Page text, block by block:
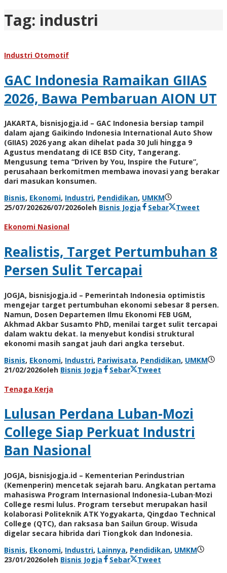
Tag: industri
Industri Otomotif
GAC Indonesia Ramaikan GIIAS
2026, Bawa Pembaruan AION UT
JAKARTA, bisnisjogja.id – GAC Indonesia bersiap tampil
dalam ajang Gaikindo Indonesia International Auto Show
(GIIAS) 2026 yang akan dihelat pada 30 Juli hingga 9
Agustus mendatang di ICE BSD City, Tangerang.
Mengusung tema “Driven by You, Inspire the Future”,
perusahaan berkomitmen membawa inovasi yang berakar
dari masukan konsumen.
Bisnis, Ekonomi, Industri, Pendidikan, UMKM
25/07/202626/07/2026oleh Bisnis Jogja Sebar
Tweet
Ekonomi Nasional
Realistis, Target Pertumbuhan 8
Persen Sulit Tercapai
JOGJA, bisnisjogja.id – Pemerintah Indonesia optimistis
mengejar target pertumbuhan ekonomi sebesar 8 persen.
Namun, Dosen Departemen Ilmu Ekonomi FEB UGM,
Akhmad Akbar Susamto PhD, menilai target sulit tercapai
dalam waktu dekat. Ia menyebut kondisi struktural
ekonomi masih sangat jauh dari angka tersebut.
Bisnis, Ekonomi, Industri, Pariwisata, Pendidikan, UMKM
21/02/2026oleh Bisnis Jogja Sebar
Tweet
Tenaga Kerja
Lulusan Perdana Luban-Mozi
College Siap Perkuat Industri
Ban Nasional
JOGJA, bisnisjogja.id – Kementerian Perindustrian
(Kemenperin) mencetak sejarah baru. Angkatan pertama
mahasiswa Program Internasional Indonesia-Luban·Mozi
College resmi lulus. Program tersebut merupakan hasil
kolaborasi Politeknik ATK Yogyakarta, Qingdao Technical
College (QTC), dan raksasa ban Sailun Group. Wisuda
digelar secara hibrida dari Tiongkok dan Indonesia.
Bisnis, Ekonomi, Industri, Lainnya, Pendidikan, UMKM
23/01/2026oleh Bisnis Jogja Sebar
Tweet